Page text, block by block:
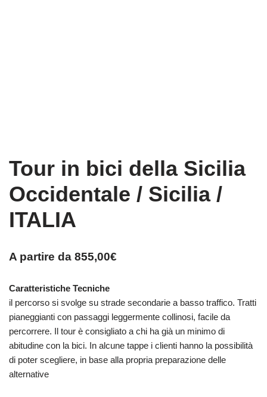
Tour in bici della Sicilia
Occidentale / Sicilia /
ITALIA
A partire da 855,00€
Caratteristiche Tecniche
il percorso si svolge su strade secondarie a basso traffico. Tratti
pianeggianti con passaggi leggermente collinosi, facile da
percorrere. Il tour è consigliato a chi ha già un minimo di
abitudine con la bici. In alcune tappe i clienti hanno la possibilità
di poter scegliere, in base alla propria preparazione delle
alternative